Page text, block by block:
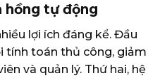
hồng tự động
lợi ích đáng kể. Đầu
tính toán thủ công, giảm
và quản lý. Thứ hai, hệ